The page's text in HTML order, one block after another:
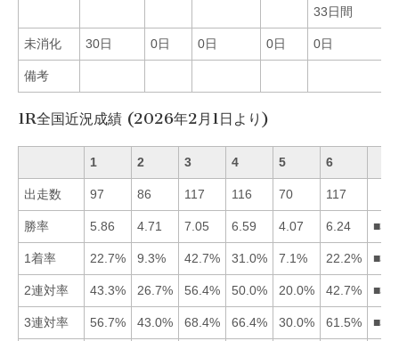
33日間
未消化 30日 0日 0日 0日 0日
備考
1R全国近況成績 (2026年2月1日より)
1 2 3 4 5 6
出走数 97 86 117 116 70 117
勝率 5.86 4.71 7.05 6.59 4.07 6.24
1着率 22.7% 9.3% 42.7% 31.0% 7.1% 22.2%
2連対率 43.3% 26.7% 56.4% 50.0% 20.0% 42.7%
3連対率 56.7% 43.0% 68.4% 66.4% 30.0% 61.5%